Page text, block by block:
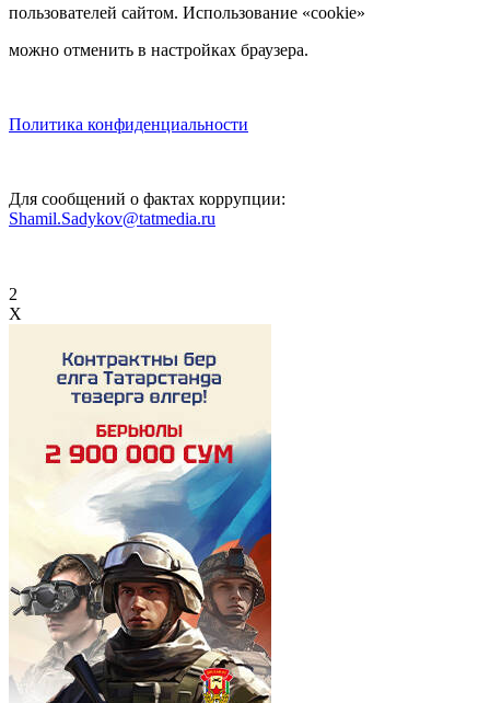
пользователей сайтом. Использование «cookie»
можно отменить в настройках браузера.
Политика конфиденциальности
Для сообщений о фактах коррупции:
Shamil.Sadykov@tatmedia.ru
2
X